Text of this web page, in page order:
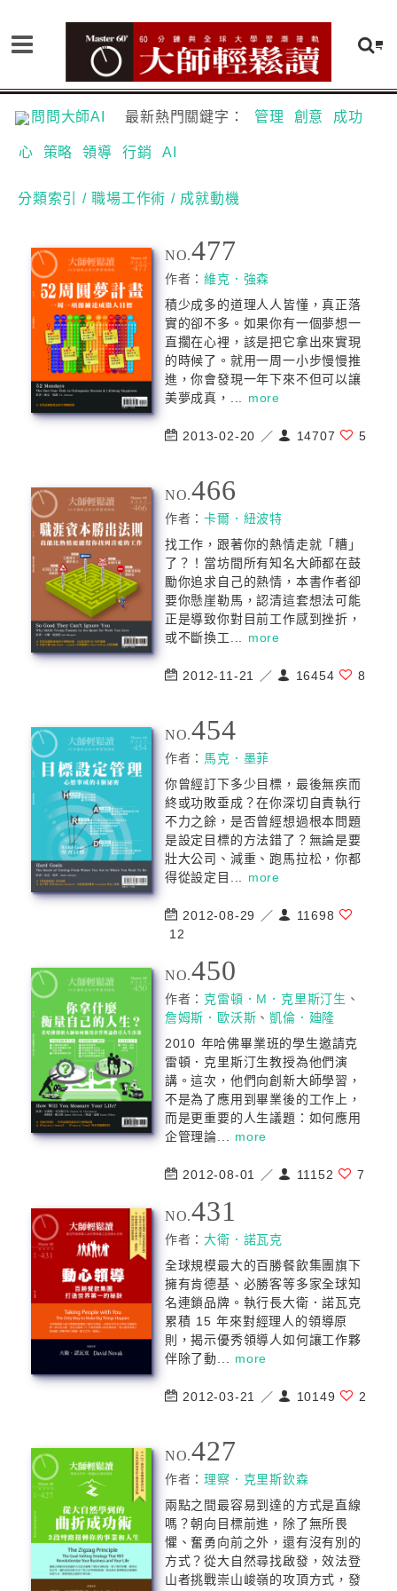
問問大師AI 最新熱門關鍵字： 管理 創意 成功
心 策略 領導 行銷 AI
分類索引 / 職場工作術 / 成就動機
NO.477
作者：維克．強森
積少成多的道理人人皆懂，真正落
實的卻不多。如果你有一個夢想一
直擱在心裡，該是把它拿出來實現
的時候了。就用一周一小步慢慢推
進，你會發現一年下來不但可以讓
美夢成真，... more
2013-02-20 ／ 14707 5
NO.466
作者：卡爾．紐波特
找工作，跟著你的熱情走就「糟」
了？！當坊間所有知名大師都在鼓
勵你追求自己的熱情，本書作者卻
要你懸崖勒馬，認清這套想法可能
正是導致你對目前工作感到挫折，
或不斷換工... more
2012-11-21 ／ 16454 8
NO.454
作者： 馬克．墨菲
你曾經訂下多少目標，最後無疾而
終或功敗垂成？在你深切自責執行
不力之餘，是否曾經想過根本問題
是設定目標的方法錯了？無論是要
壯大公司、減重、跑馬拉松，你都
得從設定目... more
2012-08-29 ／
11698
12
NO.450
作者： 克雷頓．M．克里斯汀生 、
詹姆斯．歐沃斯 、凱倫．廸隆
2010 年哈佛畢業班的學生邀請克
雷頓．克里斯汀生教授為他們演
講。這次，他們向創新大師學習，
不是為了應用到畢業後的工作上，
而是更重要的人生議題：如何應用
企管理論... more
2012-08-01 ／ 11152 7
NO.431
作者：大衛．諾瓦克
全球規模最大的百勝餐飲集團旗下
擁有肯德基、必勝客等多家全球知
名連鎖品牌。執行長大衛．諾瓦克
累積 15 年來對經理人的領導原
則，揭示優秀領導人如何讓工作夥
伴除了動... more
2012-03-21 ／ 10149 2
NO.427
作者：理察．克里斯欽森
兩點之間最容易到達的方式是直線
嗎？朝向目標前進，除了無所畏
懼、奮勇向前之外，還有沒有別的
方式？從大自然尋找啟發，效法登
山者挑戰崇山峻嶺的攻頂方式，發